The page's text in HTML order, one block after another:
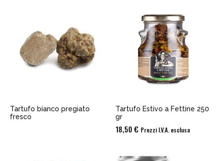
Tartufo bianco pregiato
fresco
Tartufo Estivo a Fettine 250
gr
18,50 € Prezzi I.V.A. esclusa